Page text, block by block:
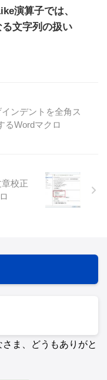
演算子では、
文字列の扱い
インデントを全角ス
るWordマクロ
章校正
ま、どうもありがと